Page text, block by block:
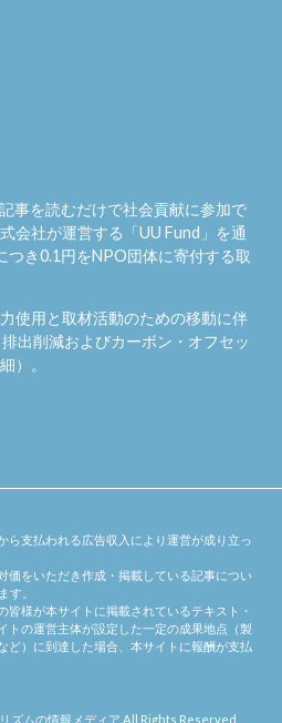
事を読むだけで社会貢献に参加で
会社が運営する「UU Fund 」を通
つき0.1円をNPO団体に寄付する取
使用と取材活動のための移動に伴
出削減およびカーボン・オフセッ
）。
ら支払われる広告収入により運営が成り立っ
価をいただき作成・掲載している記事につい
す。
皆様が本サイトに掲載されているテキスト・
トの運営主体が設定した一定の成果地点（製
ど）に到達した場合、本サイトに報酬が支払
ズムの情報メディア .All Rights Reserved.